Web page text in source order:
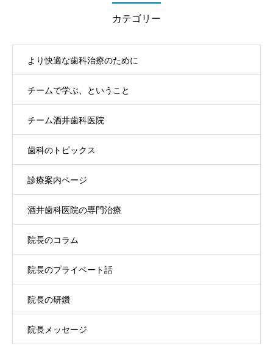
カテゴリー
より快適な歯科治療のために
チームで学ぶ、ということ
チーム酒井歯科医院
歯科のトピックス
診療案内ページ
酒井歯科医院の専門治療
院長のコラム
院長のプライベート話
院長の研鑽
院長メッセージ